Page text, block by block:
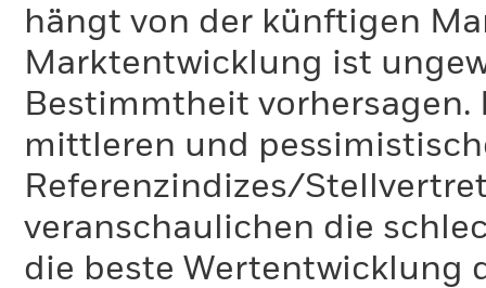
hängt von der künftigen
Marktentwicklung ist
Bestimmtheit
mittleren und
Referenzindizes/
veranschaulichen die
die beste Wertentwicklung